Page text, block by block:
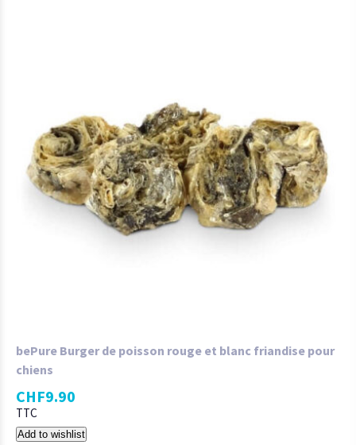
bePure Burger de poisson rouge et blanc friandise pour
chiens
CHF9.90
TTC
Add to wishlist